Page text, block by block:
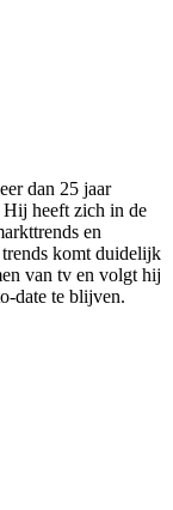
dan 25 jaar
Hij heeft zich in de
en
komt duidelijk
van tv en volgt hij
date te blijven.